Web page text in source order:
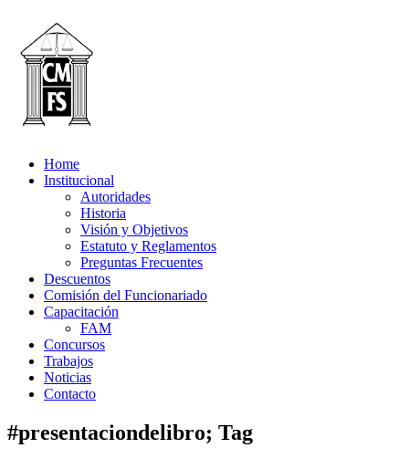
Home
Institucional
Autoridades
Historia
Visión y Objetivos
Estatuto y Reglamentos
Preguntas Frecuentes
Descuentos
Comisión del Funcionariado
Capacitación
FAM
Concursos
Trabajos
Noticias
Contacto
#presentaciondelibro; Tag